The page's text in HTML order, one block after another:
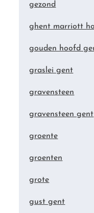
gezond
ghent marriott
gouden hoofd
graslei gent
gravensteen
gravensteen gent
groente
groenten
grote
gust gent